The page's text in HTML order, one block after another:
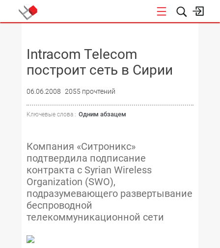
Intracom Telecom
построит сеть в Сирии
06.06.2008 2055 прочтений
Ключевые слова : Одним абзацем
Компания «Ситроникс»
подтвердила подписание
контракта с Syrian Wireless
Organization (SWO),
подразумевающего развертывание
беспроводной
телекоммуникационной сети